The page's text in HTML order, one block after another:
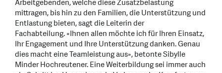
Arbeitgebenden, welche diese Zusatzbelastung
mittragen, bis hin zu den Familien, die Unterstützung und
Entlastung bieten, sagt die Leiterin der
Fachabteilung.«Ihnen allen möchte ich für Ihren Einsatz,
Ihr Engagement und Ihre Unterstützung danken. Genau
dies macht eine Teamleistung aus», betonte Sibylle
Minder Hochreutener. Eine Weiterbildung sei immer auch